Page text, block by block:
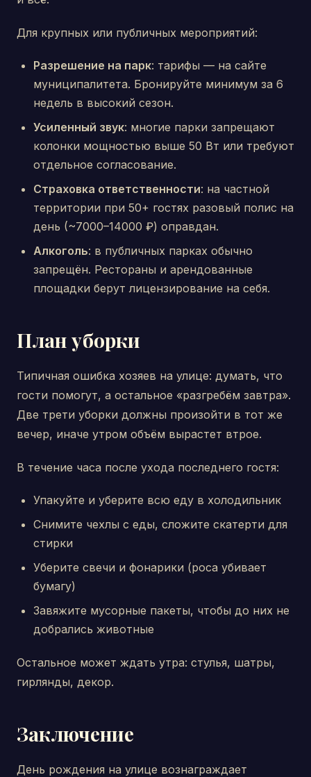
Для крупных или публичных мероприятий:
Разрешение на парк: тарифы — на сайте
муниципалитета. Бронируйте минимум за 6
недель в высокий сезон.
Усиленный звук: многие парки запрещают
колонки мощностью выше 50 Вт или требуют
отдельное согласование.
Страховка ответственности: на частной
территории при 50+ гостях разовый полис на
день (~7000–14000 ₽) оправдан.
Алкоголь: в публичных парках обычно
запрещён. Рестораны и арендованные
площадки берут лицензирование на себя.
План уборки
Типичная ошибка хозяев на улице: думать, что
гости помогут, а остальное «разгребём завтра».
Две трети уборки должны произойти в тот же
вечер, иначе утром объём вырастет втрое.
В течение часа после ухода последнего гостя:
Упакуйте и уберите всю еду в холодильник
Снимите чехлы с еды, сложите скатерти для
стирки
Уберите свечи и фонарики (роса убивает
бумагу)
Завяжите мусорные пакеты, чтобы до них не
добрались животные
Остальное может ждать утра: стулья, шатры,
гирлянды, декор.
Заключение
День рождения на улице вознаграждает